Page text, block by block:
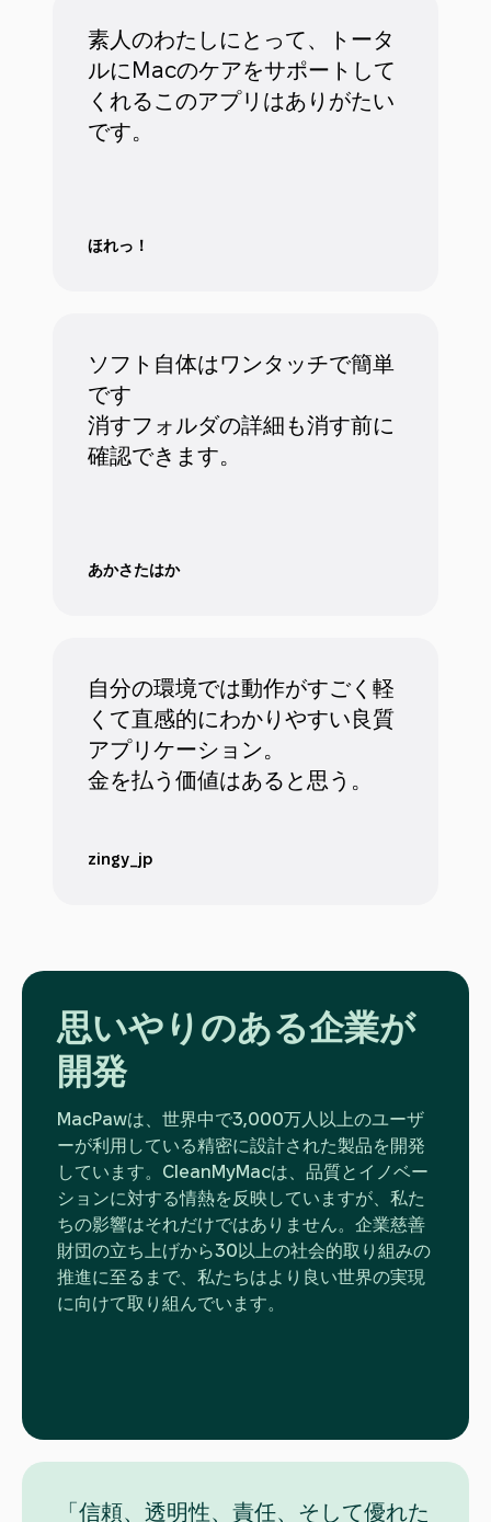
素人のわたしにとって、トータ
ルにMacのケアをサポートして
くれるこのアプリはありがたい
です。
ほれっ！
ソフト自体はワンタッチで簡単
です
消すフォルダの詳細も消す前に
確認できます。
あかさたはか
自分の環境では動作がすごく軽
くて直感的にわかりやすい良質
アプリケーション。
金を払う価値はあると思う。
zingy_jp
思いやりのある企業が
開発
MacPawは、世界中で3,000万人以上のユーザ
ーが利用している精密に設計された製品を開発
しています。CleanMyMacは、品質とイノベー
ションに対する情熱を反映していますが、私た
ちの影響はそれだけではありません。企業慈善
財団の立ち上げから30以上の社会的取り組みの
推進に至るまで、私たちはより良い世界の実現
に向けて取り組んでいます。
「信頼、透明性、責任、そして優れた